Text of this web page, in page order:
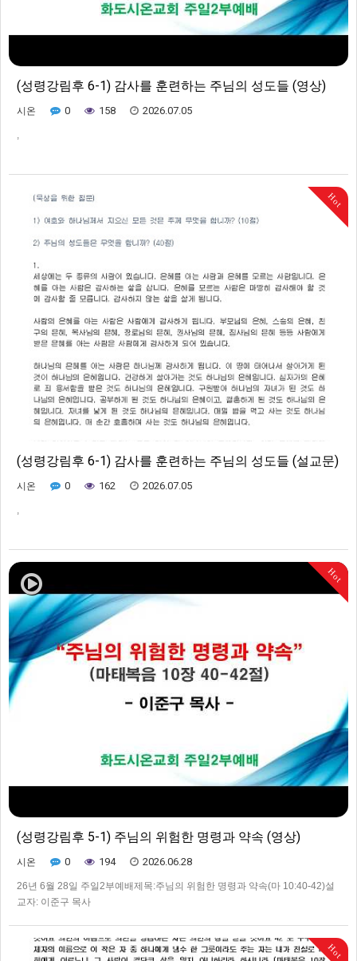
(성령강림후 6-1) 감사를 훈련하는 주님의 성도들 (영상)
시온 0 158 2026.07.05
,
Hot
(성령강림후 6-1) 감사를 훈련하는 주님의 성도들 (설교문)
시온 0 162 2026.07.05
,
Hot
(성령강림후 5-1) 주님의 위험한 명령과 약속 (영상)
시온 0 194 2026.06.28
26년 6월 28일 주일2부예배제목:주님의 위험한 명령과 약속(마 10:40-42)설
교자: 이준구 목사
Hot